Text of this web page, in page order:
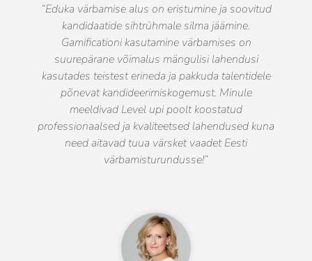
“Eduka värbamise alus on eristumine ja soovitud
kandidaatide sihtrühmale silma jäämine.
Gamificationi kasutamine värbamises on
suurepärane võimalus mängulisi lahendusi
kasutades teistest erineda ja pakkuda talentidele
põnevat kandideerimiskogemust. Minule
meeldivad Level upi poolt koostatud
professionaalsed ja kvaliteetsed lahendused kuna
need aitavad tuua värsket vaadet Eesti
värbamisturundusse!”